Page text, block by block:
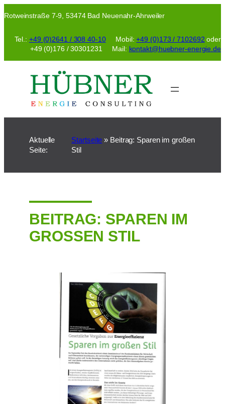
Inhalt
Rotweinstraße 7-9, 53474 Bad Neuenahr-Ahrweiler
Tel.: +49 (0)2641 / 308 40-10Mobil:+49 (0)173 / 7102692 oder
+49 (0)176 / 30301231 Mail: kontakt@huebner-energie.de
Aktuelle
Seite:
Startseite » Beitrag: Sparen im großen
Stil
BEITRAG: SPAREN IM
GROSSEN STIL